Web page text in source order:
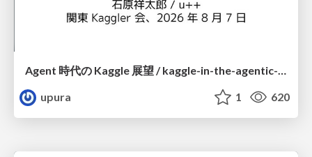
Agent 時代の Kaggle 展望 / kaggle-in-the-agentic-era
upura
1 620